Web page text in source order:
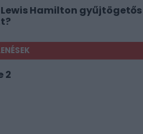
Hamilton gyűjtögetős
2